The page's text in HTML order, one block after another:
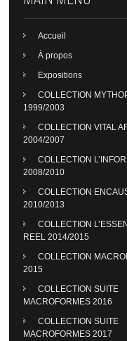
Accueil
À propos
Expositions
COLLECTION
1999/2003
COLLECTION VITAL
2004/2007
COLLECTION
2008/2010
COLLECTION
2010/2013
COLLECTION
REEL 2014/2015
COLLECTION
2015
COLLECTION SUITE
MACROFORMES 2016
COLLECTION SUITE
MACROFORMES 2017